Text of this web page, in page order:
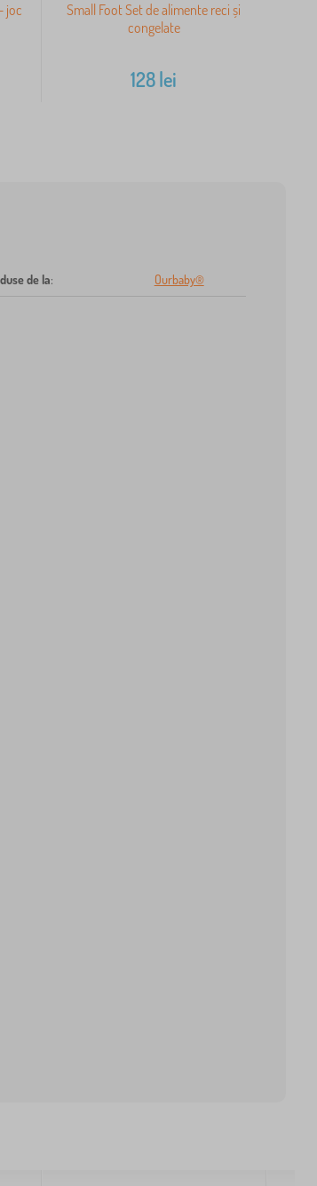
joc
Small Foot Set de alimente reci și
congelate
128lei
de la: Ourbaby®